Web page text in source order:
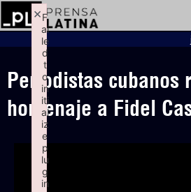
Periodistas cubanos
homenaje a Fidel
F
ai
le
d
t
o
in
iti
al
iz
e
p
lu
g
in
×